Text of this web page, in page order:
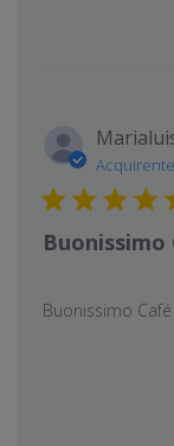
Buonissimo
Buonissimo Café